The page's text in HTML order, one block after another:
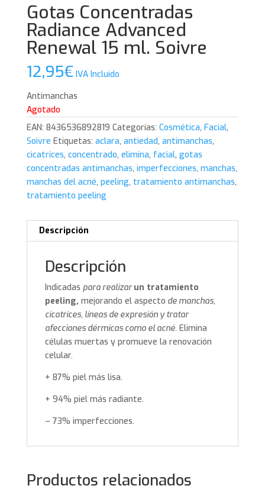
Gotas Concentradas
Radiance Advanced
Renewal 15 ml. Soivre
12,95€ IVA Incluido
Antimanchas
Agotado
EAN: 8436536892819 Categorías: Cosmética, Facial,
Soivre Etiquetas: aclara, antiedad, antimanchas,
cicatrices, concentrado, elimina, facial, gotas
concentradas antimanchas, imperfecciones, manchas,
manchas del acné, peeling, tratamiento antimanchas,
tratamiento peeling
Descripción
Descripción
Indicadas para realizarun tratamiento
peeling, mejorando el aspecto de manchas,
cicatrices, líneas de expresión y tratar
afecciones dérmicas como el acné.Elimina
células muertas y promueve la renovación
celular.
+ 87% piel más lisa.
+ 94% piel más radiante.
– 73% imperfecciones.
Productos relacionados